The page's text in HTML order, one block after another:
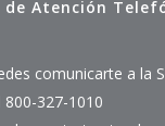
de Atención
comunicarte a la
800-327-1010